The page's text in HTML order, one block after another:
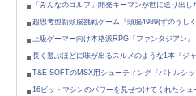
「みんなのゴルフ」開発キーマンが世に送り出し
超思考型新頭脳挑戦ゲーム『頭脳4989(ずのうしく
上級ゲーマー向け本格派RPG『ファンタジアン』
長く遊ぶほどに味が出るスルメのような1本『ジ
T&E SOFTのMSX用シューティング『バトルシッ
16ビットマシンのパワーを見せつけてくれたシュ